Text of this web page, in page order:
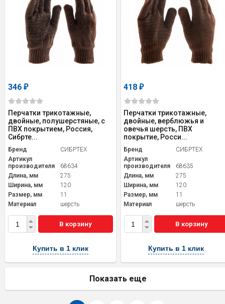
346 ₽
Перчатки трикотажные,
двойные, полушерстяные, с
ПВХ покрытием, Россия,
Сибрте...
Бренд
СИБРТЕХ
Артикул
производителя
68634
Длина, мм
275
Ширина, мм
120
Размер, мм
11
Материал
шерсть
В корзину
Купить в 1 клик
418₽
Перчатки трикотажные,
двойные, верблюжья и
овечья шерсть, ПВХ
покрытие, Росси...
Бренд
СИБРТЕХ
Артикул
производителя
68635
Длина, мм
275
Ширина, мм
120
Размер, мм
11
Материал
шерсть
В корзину
Купить в 1 клик
Показать еще